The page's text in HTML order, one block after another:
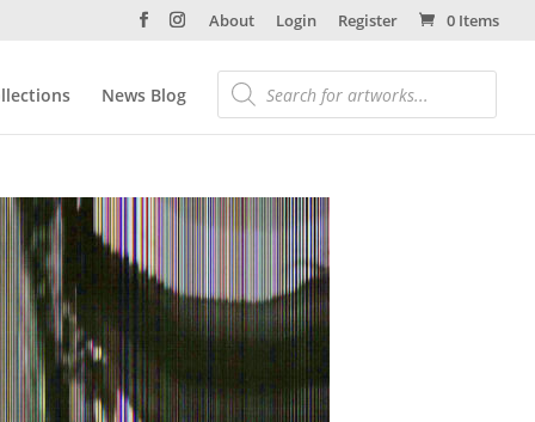
About Login Register 0 Items
News Blog